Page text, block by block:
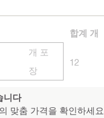
개 포
장
합계 개
12
니다
맞춤 가격을 확인하세요